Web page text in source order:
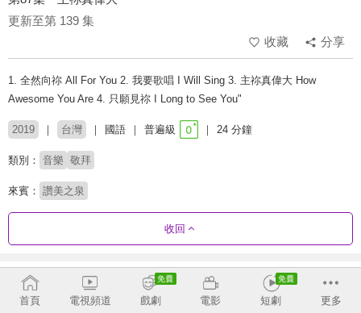
更新至第 139 集
收藏
分享
1. 全然向祢 All For You 2. 我要歌唱 I Will Sing 3. 主祢真偉大 How
Awesome You Are 4. 只願見祢 I Long to See You"
2019 台灣 國語 普遍級 24 分鐘
類別： 音樂 敬拜
來賓： 讚美之泉
收回
劇集列表 反序
109 - 139 73 - 108 37 - 72 1 - 36
首頁 電視頻道 戲劇 電影 短劇 更多